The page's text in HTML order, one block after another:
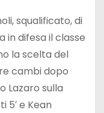
squalificato, di
difesa il classe
la scelta del
cambi dopo
Lazaro sulla
5′ e Kean